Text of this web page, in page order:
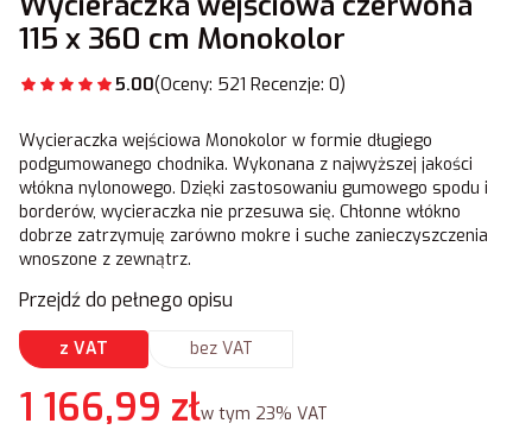
115 x 360 cm Monokolor
5.00(Oceny: 521 Recenzje: 0)
Wycieraczka wejściowa Monokolor w formie długiego
podgumowanego chodnika. Wykonana z najwyższej jakości
włókna nylonowego. Dzięki zastosowaniu gumowego spodu i
borderów, wycieraczka nie przesuwa się. Chłonne włókno
dobrze zatrzymuję zarówno mokre i suche zanieczyszczenia
wnoszone z zewnątrz.
Przejdź do pełnego opisu
z VAT bez VAT
Cena
1 166,99 złw tym 23% VAT
w tym 23% VAT